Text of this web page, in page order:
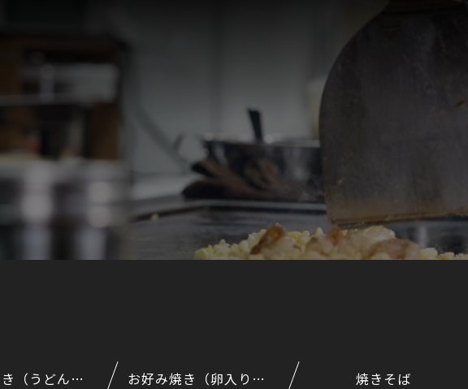
べちゃ焼き（うどん入りのもんじゃ風） お好み焼き（卵入り＋50円） 焼きそば